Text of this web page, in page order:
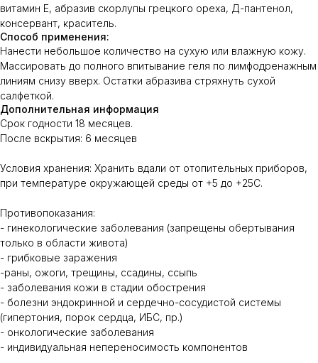
витамин Е, абразив скорлупы грецкого ореха, Д-пантенол,
консервант, краситель.
Способ применения:
Нанести небольшое количество на сухую или влажную кожу.
Массировать до полного впитывание геля по лимфодренажным
линиям снизу вверх. Остатки абразива стряхнуть сухой
салфеткой.
Дополнительная информация
Срок годности 18 месяцев.
После вскрытия: 6 месяцев
Условия хранения: Хранить вдали от отопительных приборов,
при температуре окружающей среды от +5 до +25С.
Противопоказания:
- гинекологические заболевания (запрещены обертывания
только в области живота)
- грибковые заражения
-раны, ожоги, трещины, ссадины, ссыпь
- заболевания кожи в стадии обострения
- болезни эндокринной и сердечно-сосудистой системы
(гипертония, порок сердца, ИБС, пр.)
- онкологические заболевания
- индивидуальная непереносимость компонентов